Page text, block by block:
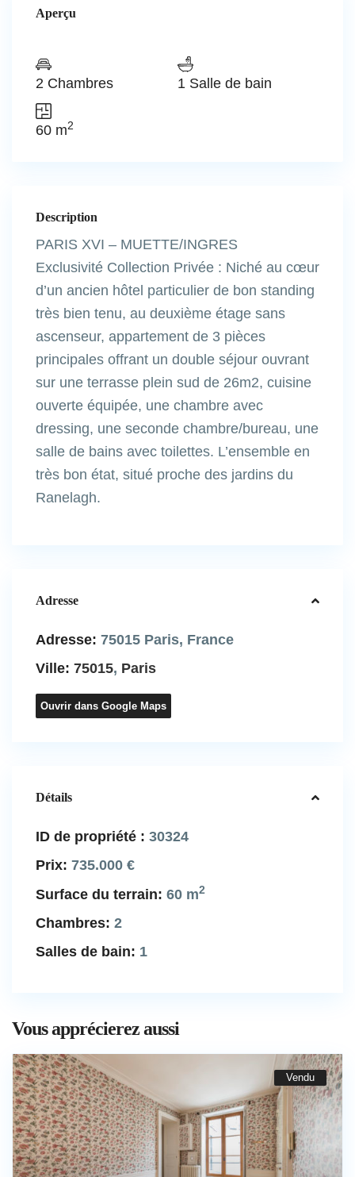
Aperçu
2 Chambres 1 Salle de bain
60 m2
Description
PARIS XVI – MUETTE/INGRES
Exclusivité Collection Privée : Niché au cœur
d’un ancien hôtel particulier de bon standing
très bien tenu, au deuxième étage sans
ascenseur, appartement de 3 pièces
principales offrant un double séjour ouvrant
sur une terrasse plein sud de 26m2, cuisine
ouverte équipée, une chambre avec
dressing, une seconde chambre/bureau, une
salle de bains avec toilettes. L’ensemble en
très bon état, situé proche des jardins du
Ranelagh.
Adresse
Adresse: 75015 Paris, France
Ville: 75015, Paris
Ouvrir dans Google Maps
Détails
ID de propriété : 30324
Prix: 735.000 €
Surface du terrain: 60 m2
Chambres: 2
Salles de bain: 1
Vous apprécierez aussi
Vendu